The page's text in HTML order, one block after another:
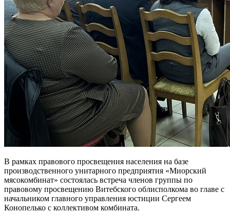
В рамках правового просвещения населения на базе
производственного унитарного предприятия «Миорский
мясокомбинат» состоялась встреча членов группы по
правовому просвещению Витебского облисполкома во главе с
начальником главного управления юстиции Сергеем
Конопелько с коллективом комбината.